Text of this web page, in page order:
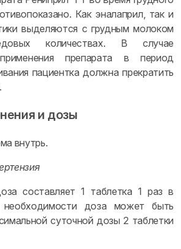
Как эналаприл, так и
выделяются с грудным молоком
количествах. В случае
препарата в период
пациентка должна прекратить
и дозы
внутрь.
составляет 1 таблетка 1 раз в
доза может быть
суточной дозы 2 таблетки